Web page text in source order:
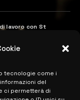
tecnologie come i
del
ci permetterà di
lavoro con St